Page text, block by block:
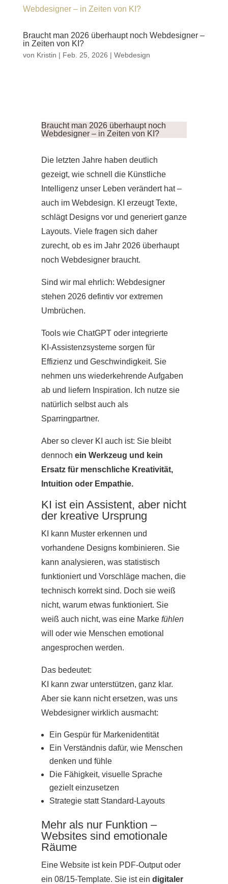
Braucht man 2026 überhaupt noch Webdesigner –
in Zeiten von KI?
von Kristin | Feb. 25, 2026 | Webdesign
Braucht man 2026 überhaupt noch
Webdesigner – in Zeiten von KI?
Die letzten Jahre haben deutlich
gezeigt, wie schnell die Künstliche
Intelligenz unser Leben verändert hat –
auch im Webdesign. KI erzeugt Texte,
schlägt Designs vor und generiert ganze
Layouts. Viele fragen sich daher
zurecht, ob es im Jahr 2026 überhaupt
noch Webdesigner braucht.
Sind wir mal ehrlich: Webdesigner
stehen 2026 defintiv vor extremen
Umbrüchen.
Tools wie ChatGPT oder integrierte
KI‑Assistenzsysteme sorgen für
Effizienz und Geschwindigkeit. Sie
nehmen uns wiederkehrende Aufgaben
ab und liefern Inspiration. Ich nutze sie
natürlich selbst auch als
Sparringpartner.
Aber so clever KI auch ist: Sie bleibt
dennoch ein Werkzeug und kein
Ersatz für menschliche Kreativität,
Intuition oder Empathie.
KI ist ein Assistent, aber nicht
der kreative Ursprung
KI kann Muster erkennen und
vorhandene Designs kombinieren. Sie
kann analysieren, was statistisch
funktioniert und Vorschläge machen, die
technisch korrekt sind. Doch sie weiß
nicht, warum etwas funktioniert. Sie
weiß auch nicht, was eine Marke fühlen
will oder wie Menschen emotional
angesprochen werden.
Das bedeutet:
KI kann zwar unterstützen, ganz klar.
Aber sie kann nicht ersetzen, was uns
Webdesigner wirklich ausmacht:
Ein Gespür für Markenidentität
Ein Verständnis dafür, wie Menschen
denken und fühle
Die Fähigkeit, visuelle Sprache
gezielt einzusetzen
Strategie statt Standard‑Layouts
Mehr als nur Funktion –
Websites sind emotionale
Räume
Eine Website ist kein PDF‑Output oder
ein 08/15‑Template. Sie ist ein digitaler